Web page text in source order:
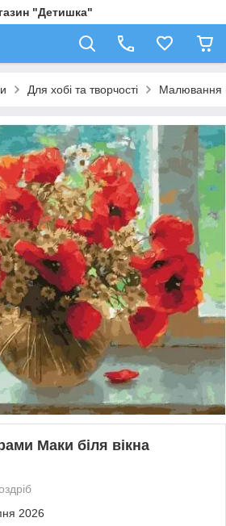
"Детишка"
Для хобі та творчості Малювання
Маки біля вікна
2026